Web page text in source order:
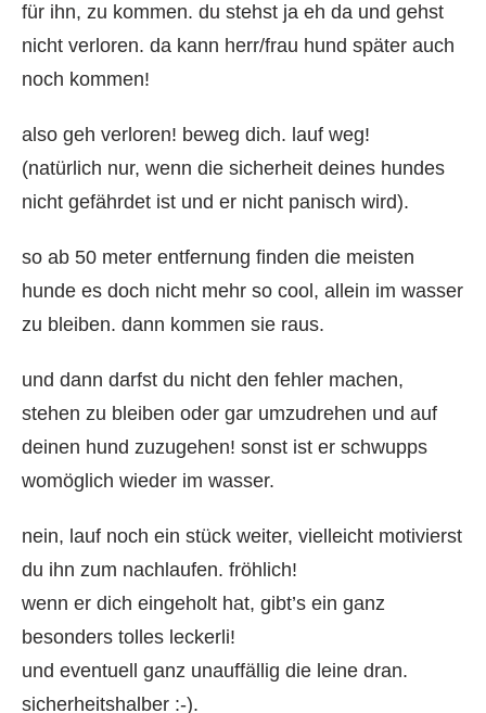
für ihn, zu kommen. du stehst ja eh da und gehst
nicht verloren. da kann herr/frau hund später auch
noch kommen!
also geh verloren! beweg dich. lauf weg!
(natürlich nur, wenn die sicherheit deines hundes
nicht gefährdet ist und er nicht panisch wird).
so ab 50 meter entfernung finden die meisten
hunde es doch nicht mehr so cool, allein im wasser
zu bleiben. dann kommen sie raus.
und dann darfst du nicht den fehler machen,
stehen zu bleiben oder gar umzudrehen und auf
deinen hund zuzugehen! sonst ist er schwupps
womöglich wieder im wasser.
nein, lauf noch ein stück weiter, vielleicht motivierst
du ihn zum nachlaufen. fröhlich!
wenn er dich eingeholt hat, gibt’s ein ganz
besonders tolles leckerli!
und eventuell ganz unauffällig die leine dran.
sicherheitshalber :-).